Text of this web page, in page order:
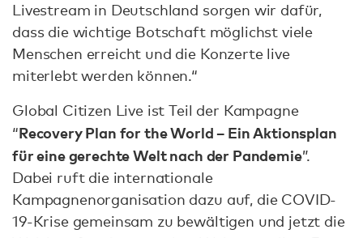
Livestream in Deutschland sorgen wir dafür,
dass die wichtige Botschaft möglichst viele
Menschen erreicht und die Konzerte live
miterlebt werden können.“
Global Citizen Live ist Teil der Kampagne
“Recovery Plan for the World – Ein Aktionsplan
für eine gerechte Welt nach der Pandemie”.
Dabei ruft die internationale
Kampagnenorganisation dazu auf, die COVID-
19-Krise gemeinsam zu bewältigen und jetzt die